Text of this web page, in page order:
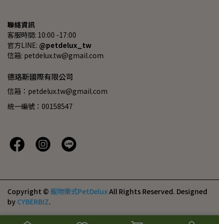
聯絡資訊
客服時間: 10:00 -17:00
官方LINE: @petdelux_tw
信箱: petdelux.tw@gmail.com
德珞斯國際有限公司
信箱：petdelux.tw@gmail.com
統一編號：00158547
Copyright © 寵物樂式PetDeluxAll Rights Reserved. Designed
by CYBERBIZ.